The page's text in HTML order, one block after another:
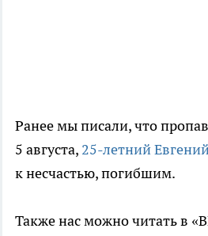
Ранее мы писали, что
5 августа, 25-летний
к несчастью, погибшим.
Также нас можно читать в